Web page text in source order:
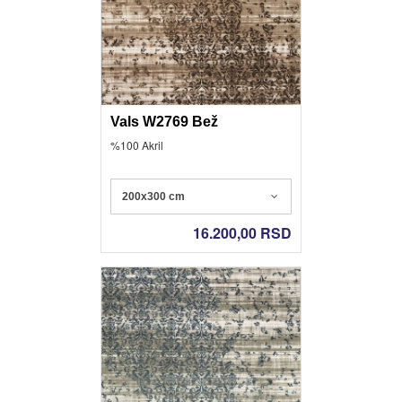
Vals W2769 Bež
%100 Akril
200x300 cm
16.200,00 RSD